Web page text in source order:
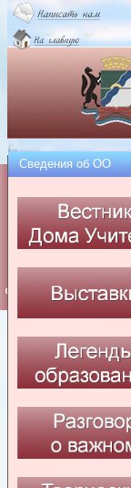
Сведения об OO